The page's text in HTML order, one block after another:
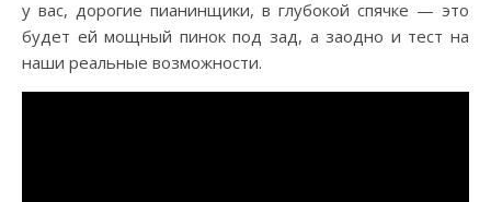
у вас, дорогие пианинщики, в глубокой спячке — это
будет ей мощный пинок под зад, а заодно и тест на
наши реальные возможности.